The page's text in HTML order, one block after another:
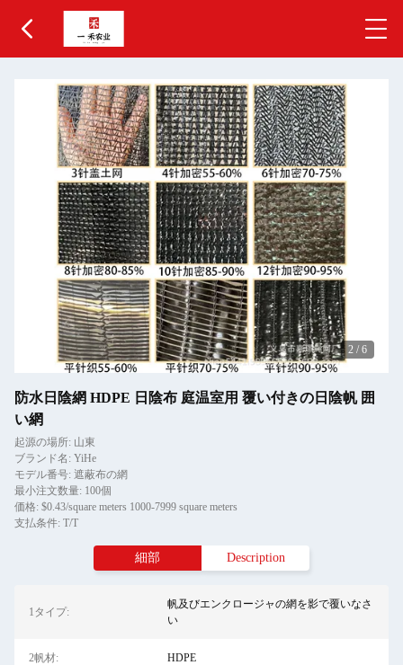
2 / 6
防水日陰網 HDPE 日陰布 庭温室用 覆い付きの日陰帆 囲
い網
起源の場所: 山東
ブランド名: YiHe
モデル番号: 遮蔽布の網
最小注文数量: 100個
価格: $0.43/square meters 1000-7999 square meters
支払条件: T/T
細部 Description
1タイプ:
帆及びエンクロージャの網を影で覆いなさ
い
2帆材: HDPE